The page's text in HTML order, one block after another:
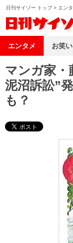
日刊サイゾー トップ> エン
マンガ家・
泥沼訴訟”
も？
エンタメ お笑い